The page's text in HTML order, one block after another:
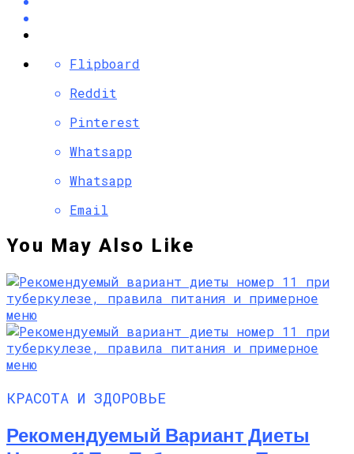
Flipboard
Reddit
Pinterest
Whatsapp
Whatsapp
Email
You May Also Like
КРАСОТА И ЗДОРОВЬЕ
Рекомендуемый Вариант Диеты